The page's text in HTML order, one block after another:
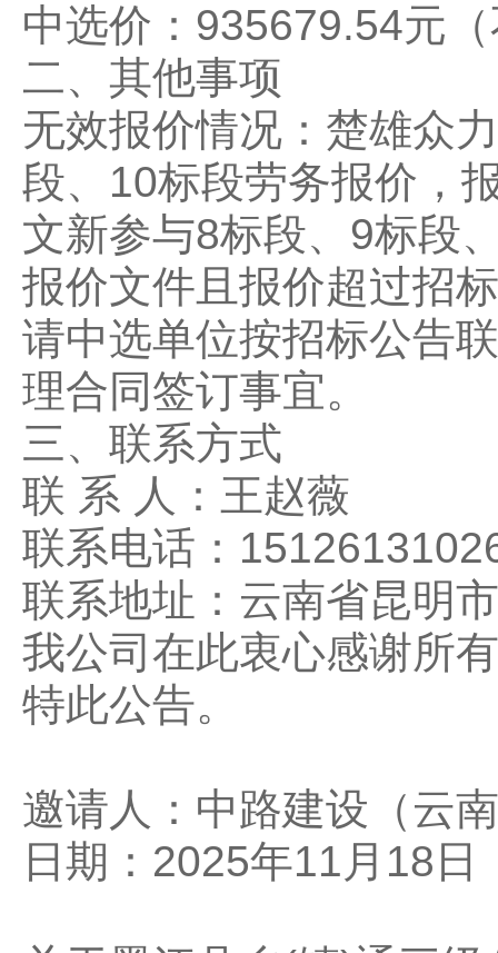
中选价：935679.54元
二、其他事项
无效报价情况：楚雄众
段、10标段劳务报价，
文新参与8标段、9标段
报价文件且报价超过招
请中选单位按招标公告
理合同签订事宜。
三、联系方式
联 系 人：王赵薇
联系电话：
联系地址：云南省昆明
我公司在此衷心感谢所
特此公告。
邀请人：中路建设（云
日期：2025年11月18日